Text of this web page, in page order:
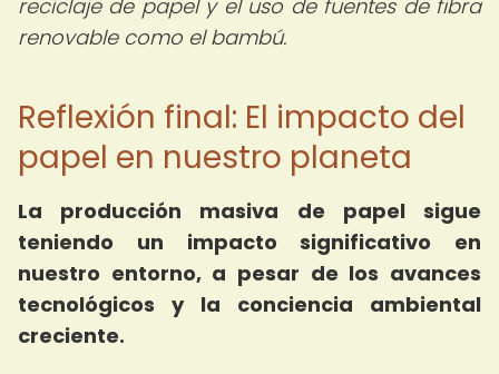
reciclaje de papel y el uso de fuentes de fibra
renovable como el bambú.
Reflexión final: El impacto del
papel en nuestro planeta
La producción masiva de papel sigue
teniendo un impacto significativo en
nuestro entorno, a pesar de los avances
tecnológicos y la conciencia ambiental
creciente.